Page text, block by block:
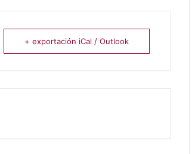
+ exportación iCal / Outlook